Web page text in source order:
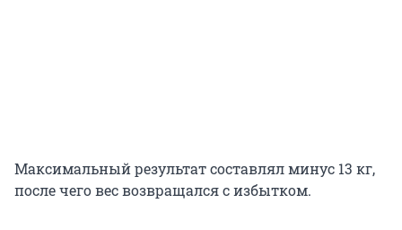
Максимальный результат составлял минус 13 кг,
после чего вес возвращался с избытком.